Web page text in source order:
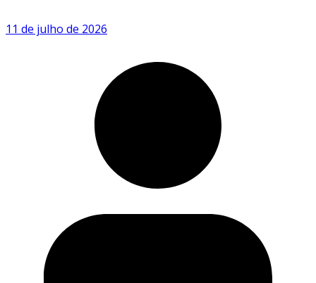
11 de julho de 2026